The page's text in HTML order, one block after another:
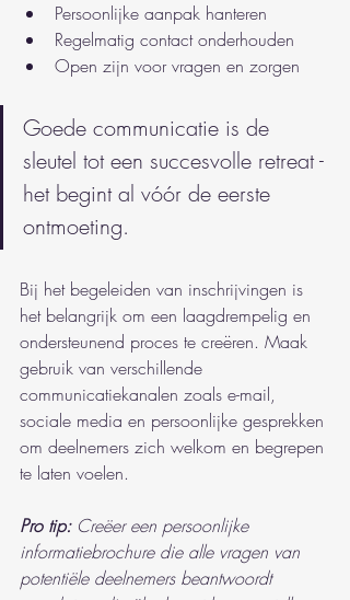
Persoonlijke aanpak hanteren
Regelmatig contact onderhouden
Open zijn voor vragen en zorgen
Goede communicatie is de
sleutel tot een succesvolle retreat -
het begint al vóór de eerste
ontmoeting.
Bij het begeleiden van inschrijvingen is
het belangrijk om een laagdrempelig en
ondersteunend proces te creëren. Maak
gebruik van verschillende
communicatiekanalen zoals e-mail,
sociale media en persoonlijke gesprekken
om deelnemers zich welkom en begrepen
te laten voelen.
Pro tip: Creëer een persoonlijke
informatiebrochure die alle vragen van
potentiële deelnemers beantwoordt